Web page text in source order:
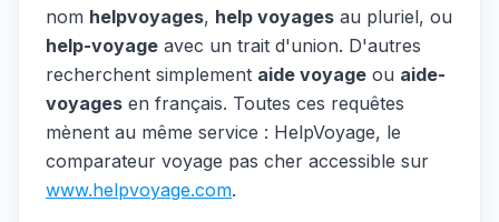
nom helpvoyages, help voyages au pluriel, ou
help-voyage avec un trait d'union. D'autres
recherchent simplement aide voyage ou aide-
voyages en français. Toutes ces requêtes
mènent au même service : HelpVoyage, le
comparateur voyage pas cher accessible sur
www.helpvoyage.com.